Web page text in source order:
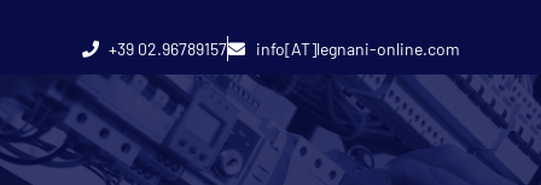
+39 02.96789157 info[AT]legnani-online.com